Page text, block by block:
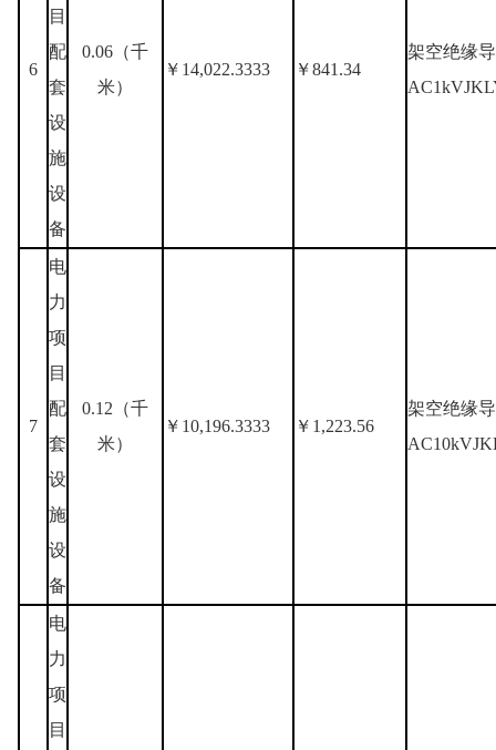
6
目
配
套
设
施
设
备
0.06（千
米）
￥14,022.3333 ￥841.34
架空绝缘
7
电
力
项
目
配
套
设
施
设
备
0.12（千
米）
￥10,196.3333 ￥1,223.56
架空绝缘
电
力
项
目